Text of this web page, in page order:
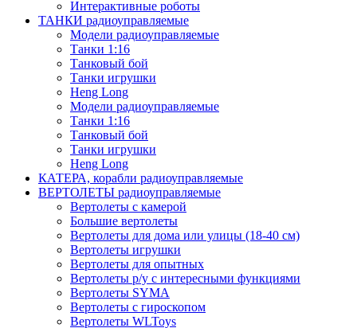
Интерактивные роботы
ТАНКИ радиоуправляемые
Модели радиоуправляемые
Танки 1:16
Танковый бой
Танки игрушки
Heng Long
Модели радиоуправляемые
Танки 1:16
Танковый бой
Танки игрушки
Heng Long
КАТЕРА, корабли радиоуправляемые
ВЕРТОЛЕТЫ радиоуправляемые
Вертолеты с камерой
Большие вертолеты
Вертолеты для дома или улицы (18-40 см)
Вертолеты игрушки
Вертолеты для опытных
Вертолеты р/у с интересными функциями
Вертолеты SYMA
Вертолеты с гироскопом
Вертолеты WLToys